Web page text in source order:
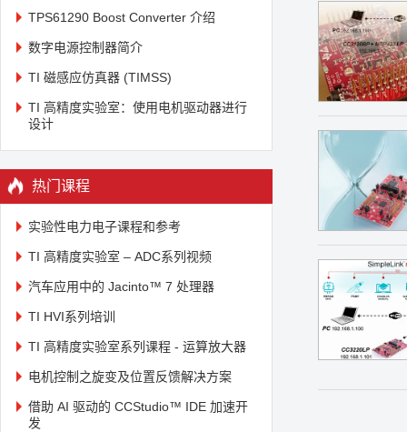
TPS61290 Boost Converter 介绍
数字电源控制器简介
TI 磁感应仿真器 (TIMSS)
TI 高精度实验室：使用电机驱动器进行
设计
热门课程
实验性电力电子课程和参考
TI 高精度实验室 – ADC系列视频
汽车应用中的 Jacinto™ 7 处理器
TI HVI系列培训
TI 高精度实验室系列课程 - 运算放大器
电机控制之旋变及位置反馈解决方案
借助 AI 驱动的 CCStudio™ IDE 加速开
发